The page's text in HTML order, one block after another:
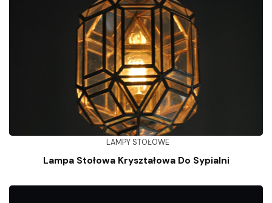
LAMPY STOŁOWE
Lampa Stołowa Kryształowa Do Sypialni